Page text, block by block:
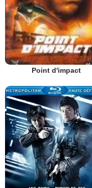
Point d'impact